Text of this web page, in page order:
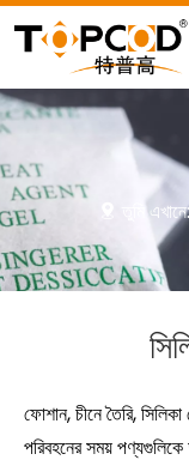
তুমি
ফোশান, চীনে তৈরি,
পরিবহনের সময় পণ্যগুলিকে